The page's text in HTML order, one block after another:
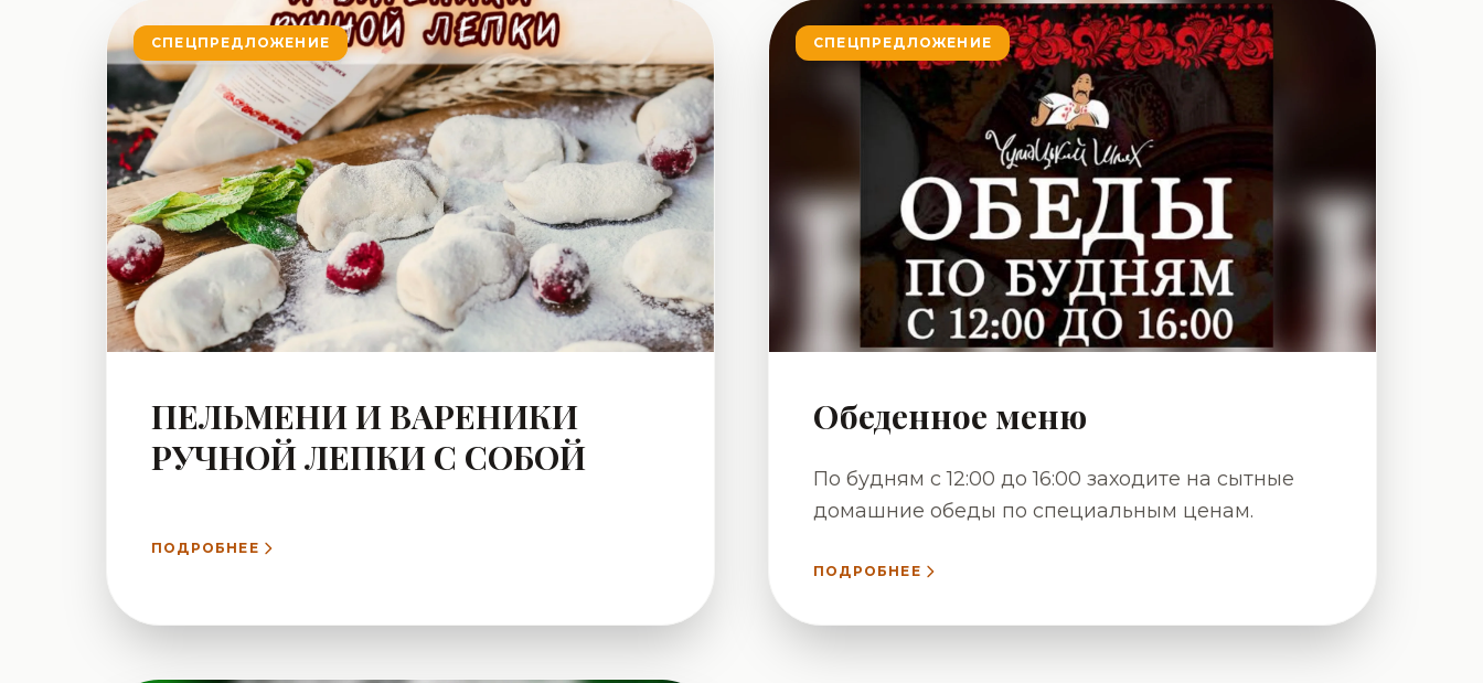
Ваш отдых становился только лучше! Всегда
будем рады видеть Вас у нас в гостях! С
любовью, семья ресторана Чумацький Шлях!
СПЕЦПРЕДЛОЖЕНИЕ
ПЕЛЬМЕНИ И ВАРЕНИКИ
РУЧНОЙ ЛЕПКИ С СОБОЙ
ПОДРОБНЕЕ
СПЕЦПРЕДЛОЖЕНИЕ
Обеденное меню
По будням с 12:00 до 16:00 заходите на сытные
домашние обеды по специальным ценам.
ПОДРОБНЕЕ